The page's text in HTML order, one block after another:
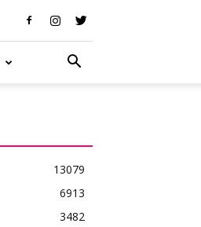
13079
6913
3482